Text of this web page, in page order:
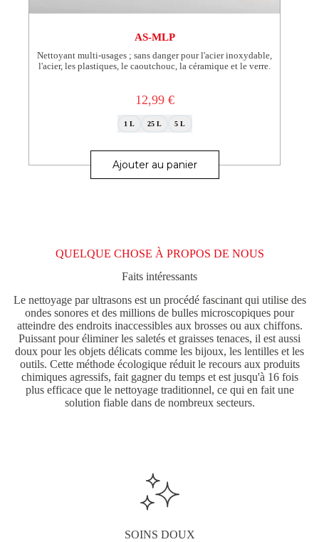
AS-MLP
Nettoyant multi-usages ; sans danger pour l'acier inoxydable,
l'acier, les plastiques, le caoutchouc, la céramique et le verre.
12,99 €
1 L 25 L 5 L
Ajouter au panier
a
être
choisies
sur
page
du
produit
QUELQUE CHOSE À PROPOS DE NOUS
Faits intéressants
Le nettoyage par ultrasons est un procédé fascinant qui utilise des
ondes sonores et des millions de bulles microscopiques pour
atteindre des endroits inaccessibles aux brosses ou aux chiffons.
Puissant pour éliminer les saletés et graisses tenaces, il est aussi
doux pour les objets délicats comme les bijoux, les lentilles et les
outils. Cette méthode écologique réduit le recours aux produits
chimiques agressifs, fait gagner du temps et est jusqu'à 16 fois
plus efficace que le nettoyage traditionnel, ce qui en fait une
solution fiable dans de nombreux secteurs.
SOINS DOUX